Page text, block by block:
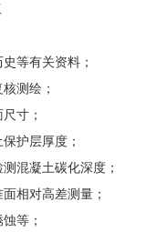
等有关资料；
测绘；
寸；
护层厚度；
混凝土碳化深度；
相对高差测量；
等；